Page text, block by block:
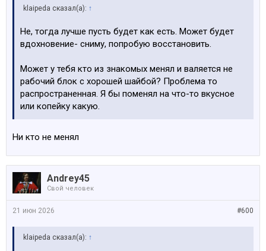
klaipeda сказал(а): ↑
Не, тогда лучше пусть будет как есть. Может будет
вдохновение- сниму, попробую восстановить.
Может у тебя кто из знакомых менял и валяется не
рабочий блок с хорошей шайбой? Проблема то
распространенная. Я бы поменял на что-то вкусное
или копейку какую.
Ни кто не менял
Andrey45
Свой человек
#600
21 июн 2026
klaipeda сказал(а): ↑